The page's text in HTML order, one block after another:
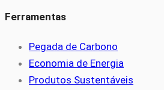
Ferramentas
Pegada de Carbono
Economia de Energia
Produtos Sustentáveis